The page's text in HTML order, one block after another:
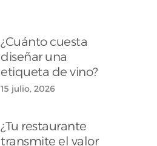
¿Cuánto cuesta
diseñar una
etiqueta de vino?
15 julio, 2026
¿Tu restaurante
transmite el valor